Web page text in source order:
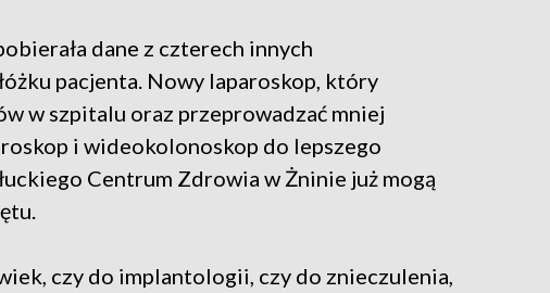
dane z czterech innych
pacjenta. Nowy laparoskop, który
w szpitalu oraz przeprowadzać mniej
i wideokolonoskop do lepszego
Centrum Zdrowia w Żninie już mogą
czy do implantologii, czy do znieczulenia,